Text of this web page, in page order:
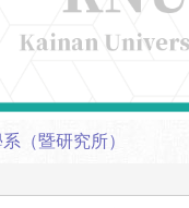
（暨研究所）